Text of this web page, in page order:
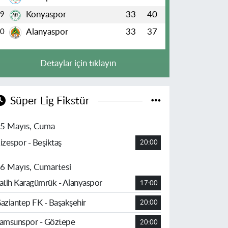
9 Konyaspor 33 40
Alanyaspor 33 37
Detaylar için tıklayın
Süper Lig Fikstür
Mayıs, Cuma
- Beşiktaş
20:00
Mayıs, Cumartesi
Karagümrük - Alanyaspor
17:00
FK - Başakşehir 20:00
- Göztepe 20:00